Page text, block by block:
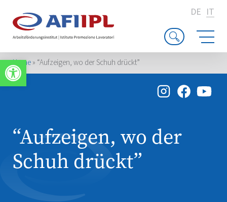
Apri la barra degli strumenti
DE IT
Home» “Aufzeigen, wo der Schuh drückt”
“Aufzeigen, wo der
Schuh drückt”